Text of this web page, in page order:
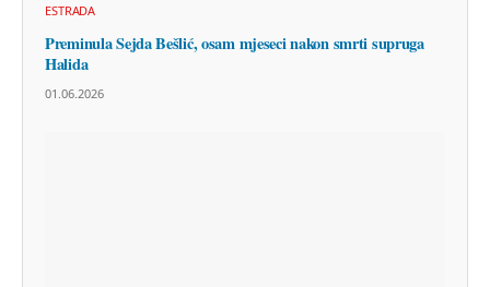
ESTRADA
Preminula Sejda Bešlić, osam mjeseci nakon smrti supruga
Halida
01.06.2026